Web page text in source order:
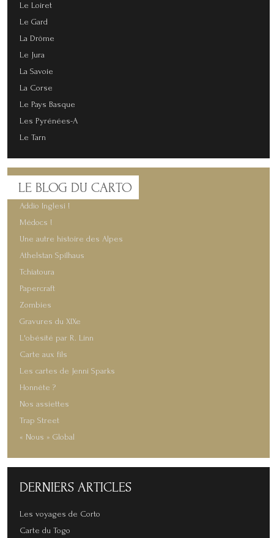
Le Loiret
Le Gard
La Drôme
Le Jura
La Savoie
La Corse
Le Pays Basque
Les Pyrénées-A
Le Tarn
LE BLOG DU CARTO
Addio Inglesi !
Médocs !
Une autre histoire des Alpes
Athelstan Spilhaus
Tchiatoura
Papercraft
Zombies
Gravures du XIXe
L'obésité par R. Linn
Carte aux fils
Les cartes de Jenni Sparks
Honnête ?
Nos assiettes
Trap Street
« Nous » Global
DERNIERS ARTICLES
Les voyages de Corto
Carte du Togo